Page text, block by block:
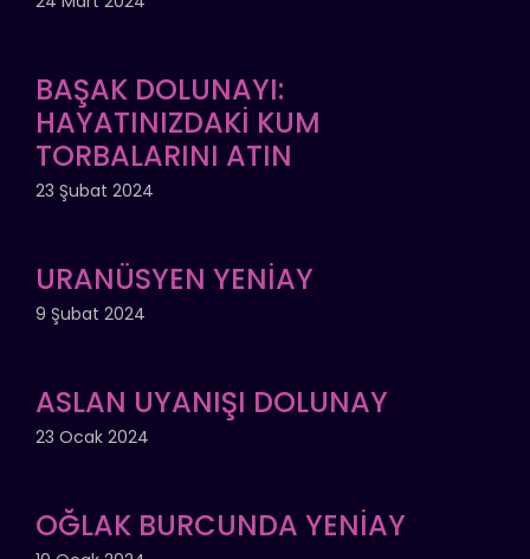
BAŞAK DOLUNAYI:
HAYATINIZDAKİ KUM
TORBALARINI ATIN
23 Şubat 2024
URANÜSYEN YENİAY
9 Şubat 2024
ASLAN UYANIŞI DOLUNAY
23 Ocak 2024
OĞLAK BURCUNDA YENİAY